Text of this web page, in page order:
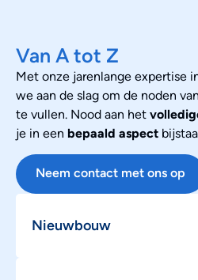
Van A tot Z
Met onze jarenlange expertise
we aan de slag om de noden
te vullen. Nood aan het
je in een bepaald aspect
Neem contact met ons op
Nieuwbouw